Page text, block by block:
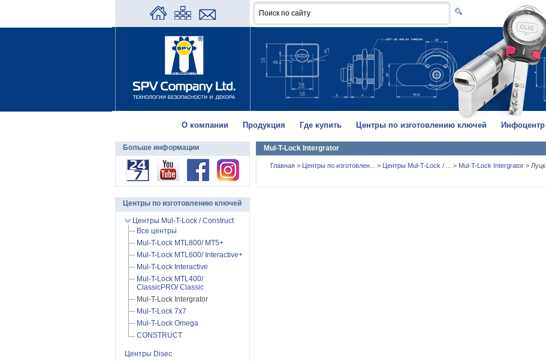
О компании Продукция Где купить Центры по изготовлению ключей Инфоцентр
Mul-T-Lock Intergrator
Главная > Центры по изготовлен... > Центры Mul-T-Lock / ... > Mul-T-Lock Intergrator > Луцк
Больше информации
Центры по изготовлению ключей
Центры Mul-T-Lock / Construct
Все центры
Mul-T-Lock MTL800/ MT5+
Mul-T-Lock MTL600/ Interactive+
Mul-T-Lock Interactive
Mul-T-Lock MTL400/
ClassicPRO/ Classic
Mul-T-Lock Intergrator
Mul-T-Lock 7x7
Mul-T-Lock Omega
CONSTRUCT
Центры Disec